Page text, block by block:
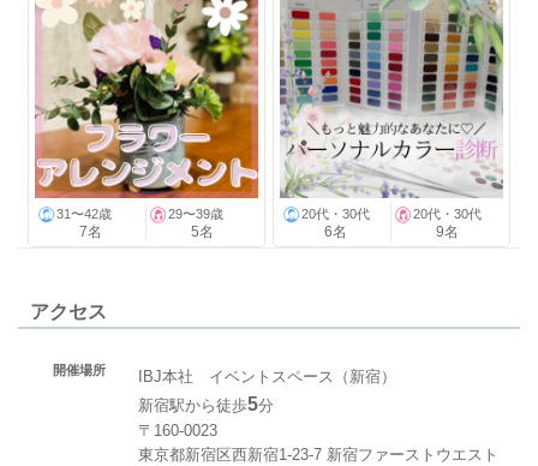
31〜42歳
7名
29〜39歳
5名
20代・30代
6名
20代・30代
9名
アクセス
開催場所
IBJ本社 イベントスペース（新宿）
新宿駅から徒歩5分
〒160-0023
東京都新宿区西新宿1-23-7 新宿ファーストウエスト